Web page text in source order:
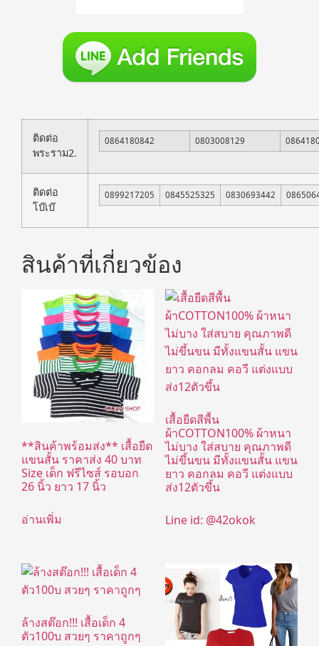
ติดต่อ
พระราม2.
0864180842 0803008129
ติดต่อ
โบ๊เบ๊
0899217205 0845525325 0830693442
สินค้าที่เกี่ยวข้อง
**สินค้าพร้อมส่ง** เสื้อยืด
แขนสั้น ราคาส่ง 40 บาท
Size เด็ก ฟรีไซส์ รอบอก
26 นิ้ว ยาว 17 นิ้ว
อ่านเพิ่ม
เสื้อยืดสีพื้น
ผ้าCOTTON100% ผ้าหนา
ไม่บาง ใส่สบาย คุณภาพดี
ไม่ขึ้นขน มีทั้งแขนสั้น แขน
ยาว คอกลม คอวี แต่งแบบ
ส่ง12ตัวขึ้น
Line id: @42okok
ล้างสต๊อก!!! เสื้อเด็ก 4
ตัว100บ สวยๆ ราคาถูกๆ